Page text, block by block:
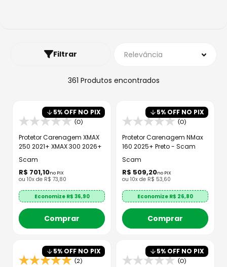
jaqueta
capacete aberto
Filtrar Relevância
361 Produtos
5% OFF NO PIX
(0)
Protetor Carenagem XMAX
250 2021+ XMAX 300 2026+
Scam
R$ 701,10no PIX
ou 10x de R$ 73,80
Economize R$ 36,90
Comprar
5% OFF NO PIX
(0)
Protetor Carenagem NMax
160 2025+ Preto - Scam
Scam
R$ 509,20no PIX
ou 10x de R$ 53,60
Economize R$ 26,80
Comprar
5% OFF NO PIX
(2)
5% OFF NO PIX
(0)